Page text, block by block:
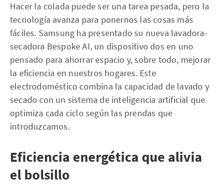
Hacer la colada puede ser una tarea pesada, pero la
tecnología avanza para ponernos las cosas más
fáciles. Samsung ha presentado su nueva lavadora-
secadora Bespoke AI, un dispositivo dos en uno
pensado para ahorrar espacio y, sobre todo, mejorar
la eficiencia en nuestros hogares. Este
electrodoméstico combina la capacidad de lavado y
secado con un sistema de inteligencia artificial que
optimiza cada ciclo según las prendas que
introduzcamos.
Eficiencia energética que alivia
el bolsillo